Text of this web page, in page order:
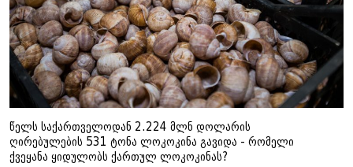
წელს საქართველოდან 2.224 მლნ დოლარის
ღირებულების 531 ტონა ლოკოკინა გავიდა - რომელი
ქვეყანა ყიდულობს ქართულ ლოკოკინას?